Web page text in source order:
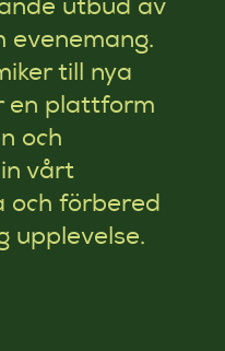
utbud av
evenemang.
till nya
en plattform
och
vårt
och förbered
upplevelse.